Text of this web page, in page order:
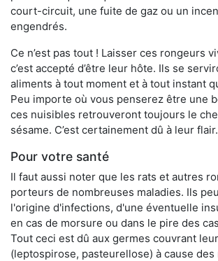
court-circuit, une fuite de gaz ou un
engendrés.
Ce n’est pas tout ! Laisser ces rongeurs
c’est accepté d’être leur hôte. Ils se
aliments à tout moment et à tout instant
Peu importe où vous penserez être une
ces nuisibles retrouveront toujours le
sésame. C’est certainement dû à leur flair.
Pour votre santé
Il faut aussi noter que les rats et autres
porteurs de nombreuses maladies. Ils
l'origine d'infections, d'une éventuelle
en cas de morsure ou dans le pire des
Tout ceci est dû aux germes couvrant
(leptospirose, pasteurellose) à cause des